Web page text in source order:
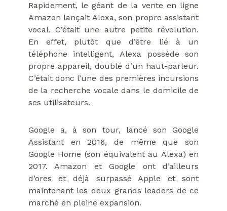
Rapidement, le géant de la vente en ligne
Amazon lançait Alexa, son propre assistant
vocal. C’était une autre petite révolution.
En effet, plutôt que d’être lié à un
téléphone intelligent, Alexa possède son
propre appareil, doublé d’un haut-parleur.
C’était donc l’une des premières incursions
de la recherche vocale dans le domicile de
ses utilisateurs.
Google a, à son tour, lancé son Google
Assistant en 2016, de même que son
Google Home (son équivalent au Alexa) en
2017. Amazon et Google ont d’ailleurs
d’ores et déjà surpassé Apple et sont
maintenant les deux grands leaders de ce
marché en pleine expansion.